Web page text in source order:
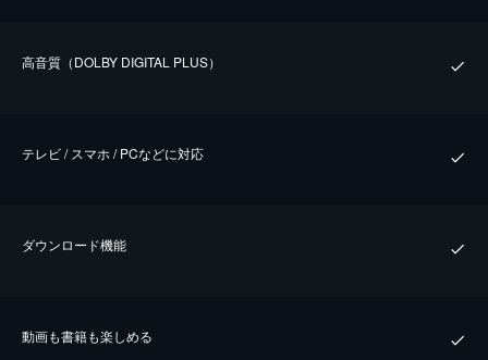
⾼⾳質（DOLBY DIGITAL PLUS）
テレビ / スマホ / PCなどに対応
ダウンロード機能
動画も書籍も楽しめる